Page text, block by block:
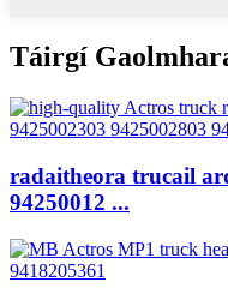
Táirgí
radaitheora trucail
94250012 ...